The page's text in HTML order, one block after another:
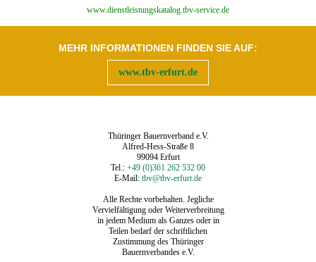
‍www.dienstleistungskatalog.tbv-service.de
MEHR INFORMATIONEN FINDEN SIE AUF:
www.tbv-erfurt.de
Thüringer Bauernverband e.V.
Alfred-Hess-Straße 8
99094 Erfurt
Tel.: +49 (0)361 262 532 00
E-Mail: tbv@tbv-erfurt.de
Alle Rechte vorbehalten. Jegliche
Vervielfältigung oder Weiterverbreitung
in jedem Medium als Ganzes oder in
Teilen bedarf der schriftlichen
Zustimmung des Thüringer
Bauernverbandes e.V.